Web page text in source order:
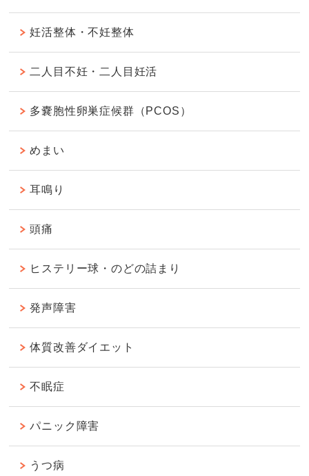
妊活整体・不妊整体
二人目不妊・二人目妊活
多嚢胞性卵巣症候群（PCOS）
めまい
耳鳴り
頭痛
ヒステリー球・のどの詰まり
発声障害
体質改善ダイエット
不眠症
パニック障害
うつ病